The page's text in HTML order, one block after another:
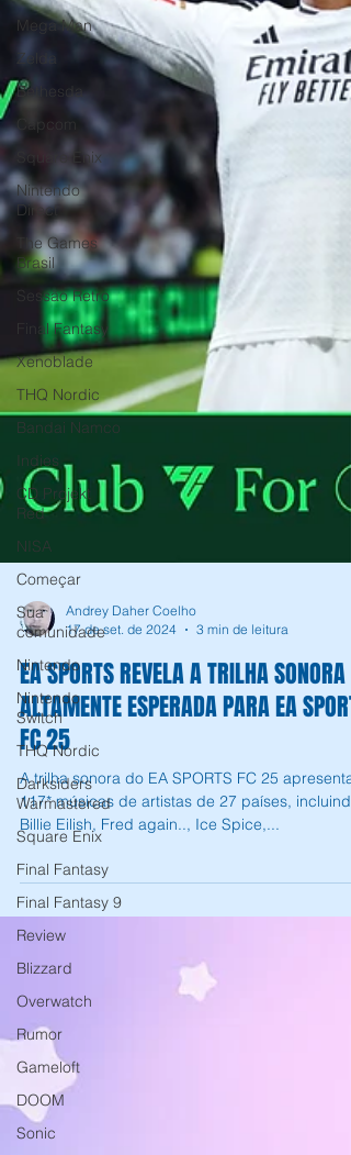
Mega Man
Zelda
Bethesda
Capcom
Square Enix
Nintendo
Direct
The Games
Brasil
Sessão Retro
Final Fantasy
Xenoblade
THQ Nordic
Bandai Namco
Indies
CD Projekt
Red
NISA
Começar
Sua
comunidade
Nintendo
Nintendo
Switch
THQ Nordic
Darksiders
Warmastered
Square Enix
Final Fantasy
Final Fantasy 9
Review
Blizzard
Overwatch
Rumor
Gameloft
DOOM
Sonic
Andrey Daher Coelho
17 de set. de 2024
3 min de leitura
EA SPORTS REVELA A TRILHA SONORA
ALTAMENTE ESPERADA PARA EA SPORTS
FC 25
A trilha sonora do EA SPORTS FC 25 apresenta
117* músicas de artistas de 27 países, incluindo
Billie Eilish, Fred again.., Ice Spice,...